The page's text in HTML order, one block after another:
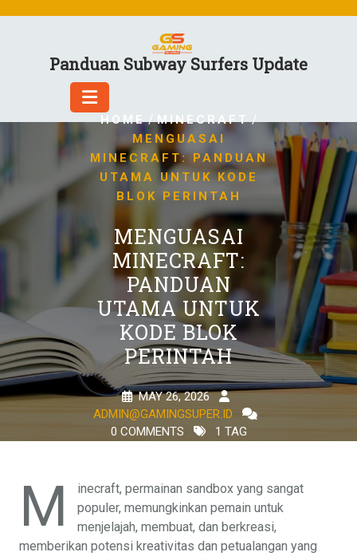
Panduan Subway Surfers Update
HOME/MINECRAFT/
MENGUASAI
MINECRAFT: PANDUAN
UTAMA UNTUK KODE
BLOK PERINTAH
MENGUASAI
MINECRAFT:
PANDUAN
UTAMA UNTUK
KODE BLOK
PERINTAH
MAY 26, 2026
ADMIN@GAMINGSUPER.ID
0 COMMENTS
1 TAG
M
inecraft, permainan sandbox yang sangat
populer, memungkinkan pemain untuk
menjelajah, membuat, dan berkreasi,
memberikan potensi kreativitas dan petualangan yang